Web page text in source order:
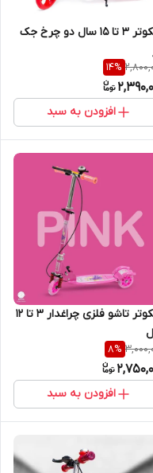
اسکوتر ۳ تا ۱۵ سال دو چرخ جک
14%
افزودن به سبد
اسکوتر تاشو فلزی چراغدار ۳ تا ۱۲
8%
افزودن به سبد